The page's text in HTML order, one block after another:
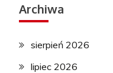
Archiwa
sierpień 2026
lipiec 2026